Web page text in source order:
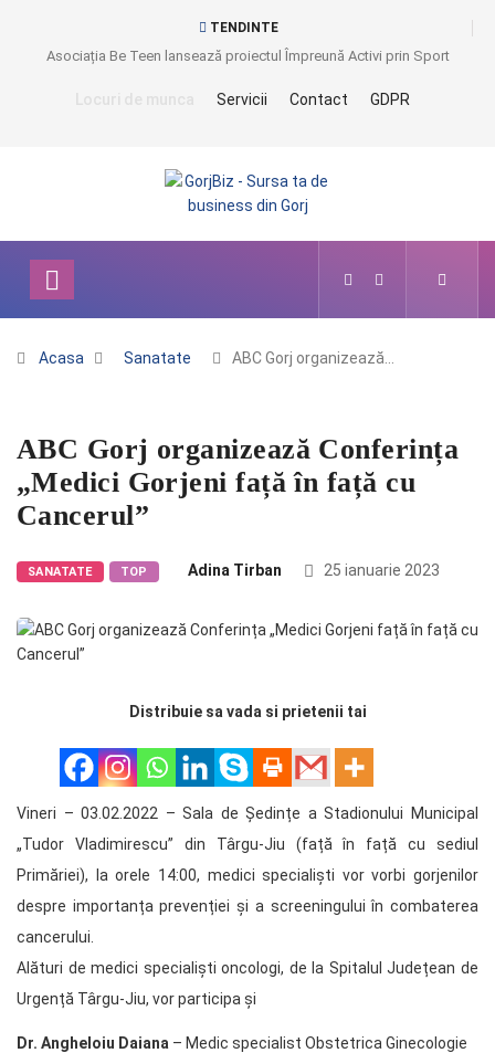
TENDINTE
Asociația Be Teen lansează proiectul Împreună Activi prin Sport
Servicii Contact GDPR
Acasa Sanatate ABC Gorj organizează…
ABC Gorj organizează Conferința
„Medici Gorjeni față în față cu
Cancerul”
SANATATE TOP Adina Tirban 25 ianuarie 2023
Distribuie sa vada si prietenii tai
Vineri – 03.02.2022 – Sala de Ședințe a Stadionului Municipal
„Tudor Vladimirescu” din Târgu-Jiu (față în față cu sediul
Primăriei), la orele 14:00, medici specialiști vor vorbi gorjenilor
despre importanța prevenției și a screeningului în combaterea
cancerului.
Alături de medici specialiști oncologi, de la Spitalul Județean de
Urgență Târgu-Jiu, vor participa și
Dr. Angheloiu Daiana – Medic specialist Obstetrica Ginecologie